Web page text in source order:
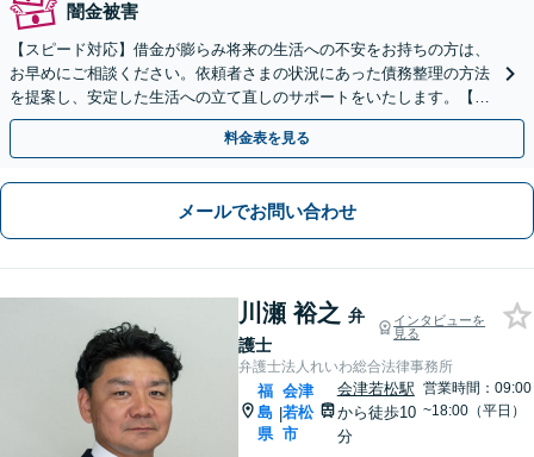
闇金被害
【スピード対応】借金が膨らみ将来の生活への不安をお持ちの方は、
お早めにご相談ください。依頼者さまの状況にあった債務整理の方法
を提案し、安定した生活への立て直しのサポートをいたします。【初
回相談無料】【LINE可】
料金表を見る
メールでお問い合わせ
川瀬 裕之 弁
護士
インタビューを
見る
弁護士法人れいわ総合法律事務所
福
島
県
|
会津
若松
市
会津若松駅
から徒歩10
分
営業時間：09:00
~18:00（平日）